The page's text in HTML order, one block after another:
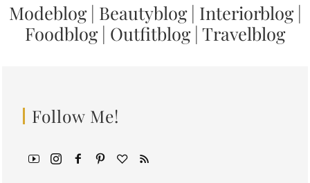
Modeblog| Beautyblog| Interiorblog|
Foodblog| Outfitblog| Travelblog
Follow Me!